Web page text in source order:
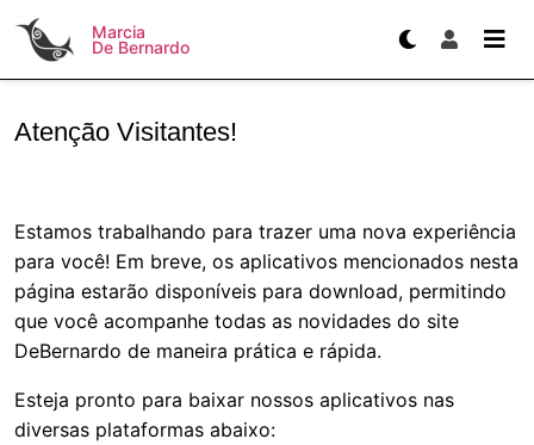
Marcia
De Bernardo
Atenção Visitantes!
Estamos trabalhando para trazer uma nova experiência
para você! Em breve, os aplicativos mencionados nesta
página estarão disponíveis para download, permitindo
que você acompanhe todas as novidades do site
DeBernardo de maneira prática e rápida.
Esteja pronto para baixar nossos aplicativos nas
diversas plataformas abaixo: